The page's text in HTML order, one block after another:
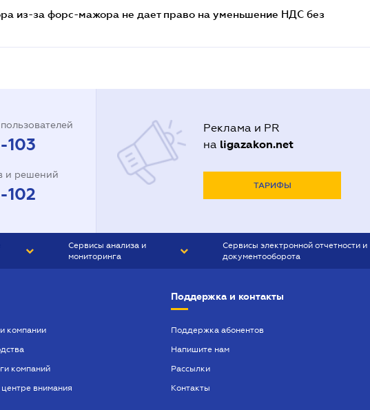
из-за форс-мажора не дает право на уменьшение НДС без
и решений
Реклама и PR
на ligazakon.net
ТАРИФЫ
Сервисы анализа и
мониторинга
Сервисы электронной отчетности и
документооборота
компании
компаний
внимания
Поддержка и контакты
Поддержка абонентов
Напишите нам
Рассылки
Контакты